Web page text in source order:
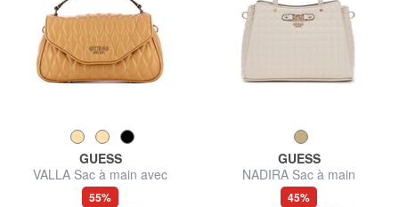
GUESS
VALLA Sac à main avec
bandoulière
55%
GUESS
NADIRA Sac à main
matelassé avec bandoulière
45%